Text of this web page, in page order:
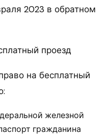
2023 в обратном
проезд
на бесплатный
железной
гражданина